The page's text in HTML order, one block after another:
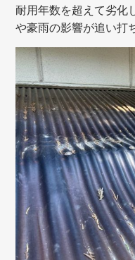
耐用年数を超えて劣化
や豪雨の影響が追い打